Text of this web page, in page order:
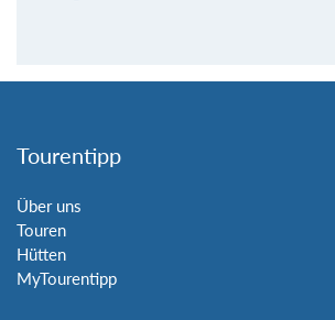
Tourentipp
Über uns
Touren
Hütten
MyTourentipp